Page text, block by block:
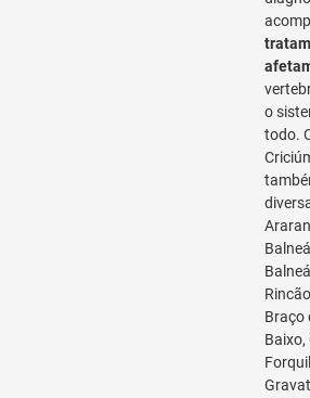
o
todo.
Braço
Baixo,